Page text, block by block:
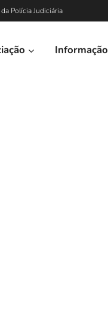
Polícia Judiciária
Informação